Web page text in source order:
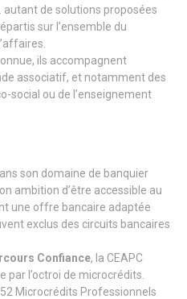
de solutions proposées
sur l’ensemble du
ils accompagnent
associatif, et notamment des
social ou de l’enseignement
son domaine de banquier
ambition d’être accessible au
une offre bancaire adaptée
exclus des circuits bancaires
Confiance, la CEAPC
l’octroi de microcrédits.
Microcrédits Professionnels